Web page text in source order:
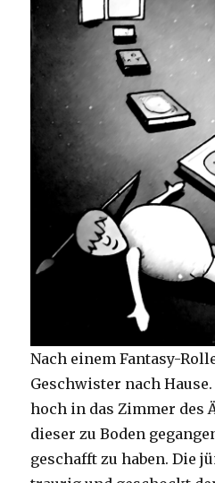
Nach einem Fantasy-
Geschwister nach
hoch in das Zimmer des
dieser zu Boden
geschafft zu haben. Die